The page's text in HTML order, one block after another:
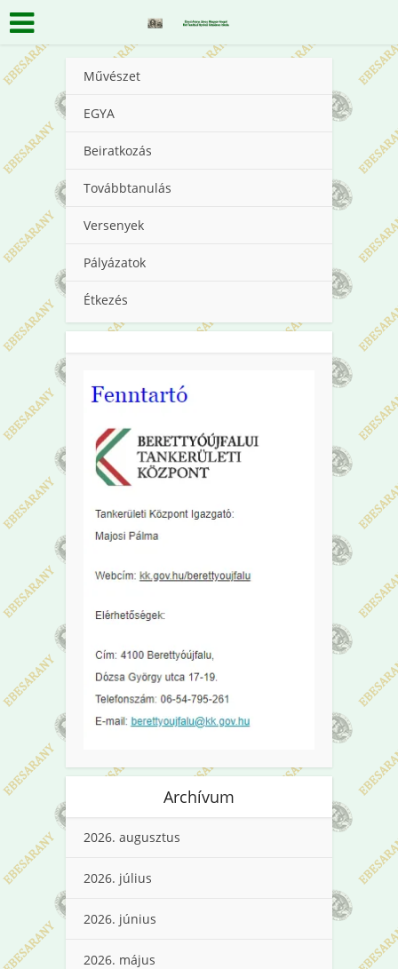
Művészet
EGYA
Beiratkozás
Továbbtanulás
Versenyek
Pályázatok
Étkezés
Archívum
2026. augusztus
2026. július
2026. június
2026. május